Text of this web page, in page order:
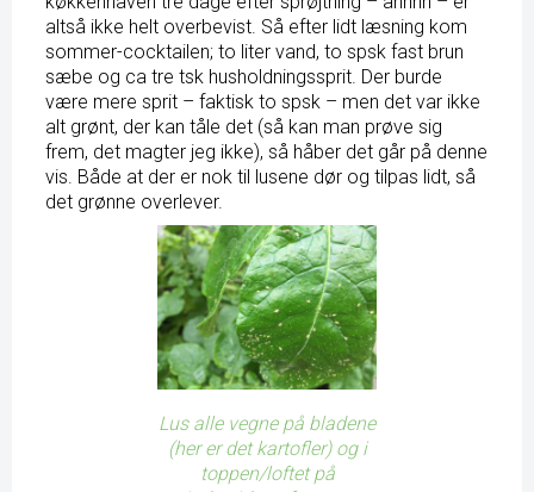
altså ikke helt overbevist. Så efter lidt læsning kom
sommer-cocktailen; to liter vand, to spsk fast brun
sæbe og ca tre tsk husholdningssprit. Der burde
være mere sprit – faktisk to spsk – men det var ikke
alt grønt, der kan tåle det (så kan man prøve sig
frem, det magter jeg ikke), så håber det går på denne
vis. Både at der er nok til lusene dør og tilpas lidt, så
det grønne overlever.
Lus alle vegne på bladene
(her er det kartofler) og i
toppen/loftet på